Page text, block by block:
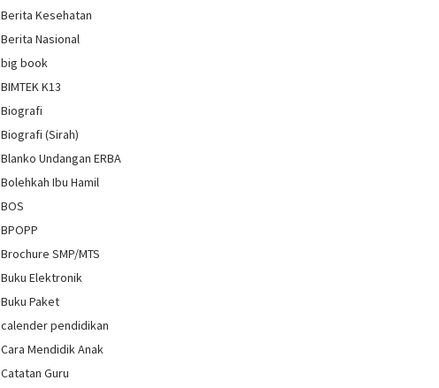
Berita Kesehatan
Berita Nasional
big book
BIMTEK K13
Biografi
Biografi (Sirah)
Blanko Undangan ERBA
Bolehkah Ibu Hamil
BOS
BPOPP
Brochure SMP/MTS
Buku Elektronik
Buku Paket
calender pendidikan
Cara Mendidik Anak
Catatan Guru